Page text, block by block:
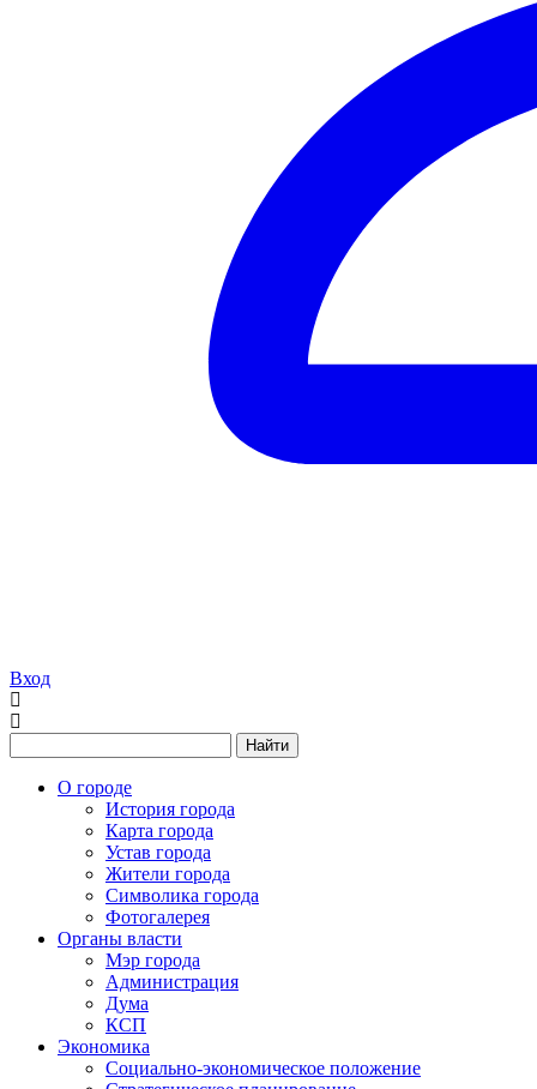
Вход
Найти
О городе
История города
Карта города
Устав города
Жители города
Символика города
Фотогалерея
Органы власти
Мэр города
Администрация
Дума
КСП
Экономика
Социально-экономическое положение